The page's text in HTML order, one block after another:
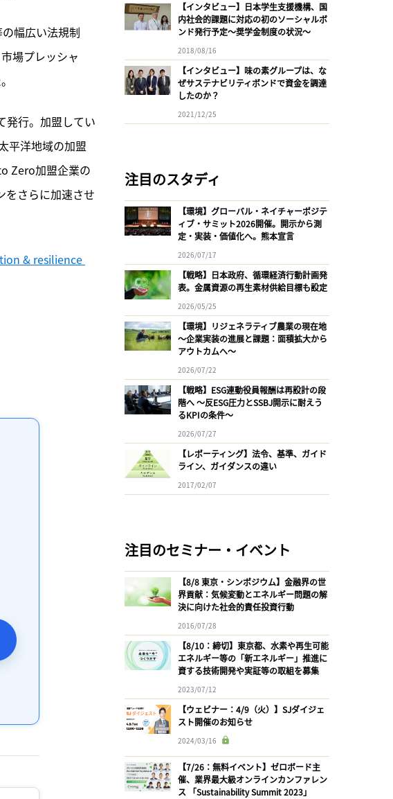
幅広い法規制
場プレッシャ
発行。加盟してい
平洋地域の加盟
Zero加盟企業の
をさらに加速させ
& resilience
【インタビュー】日本学生支援機構、国
内社会的課題に対応の初のソーシャルボ
ンド発行予定〜奨学金制度の状況〜
2018/08/16
【インタビュー】味の素グループは、な
ぜサステナビリティボンドで資金を調達
したのか？
2021/12/25
注目のスタディ
【環境】グローバル・ネイチャーポジテ
ィブ・サミット2026開催。開示から測
定・実装・価値化へ。熊本宣言
2026/07/17
【戦略】日本政府、循環経済行動計画発
表。金属資源の再生素材供給目標も設定
2026/05/25
【環境】リジェネラティブ農業の現在地
〜企業実装の進展と課題：面積拡大から
アウトカムへ〜
2026/07/22
【戦略】ESG連動役員報酬は再設計の段
階へ 〜反ESG圧力とSSBJ開示に耐えう
るKPIの条件〜
2026/07/27
【レポーティング】法令、基準、ガイド
ライン、ガイダンスの違い
2017/02/07
注目のセミナー・イベント
【8/8 東京・シンポジウム】金融界の世
界貢献：気候変動とエネルギー問題の解
決に向けた社会的責任投資行動
2016/07/28
【8/10：締切】東京都、水素や再生可能
エネルギー等の「新エネルギー」推進に
資する技術開発や実証等の取組を募集
2023/07/12
【ウェビナー：4/9（火）】SJダイジェ
スト開催のお知らせ
2024/03/16
【7/26：無料イベント】ゼロボード主
催、業界最大級オンラインカンファレン
ス 「Sustainability Summit 2023」